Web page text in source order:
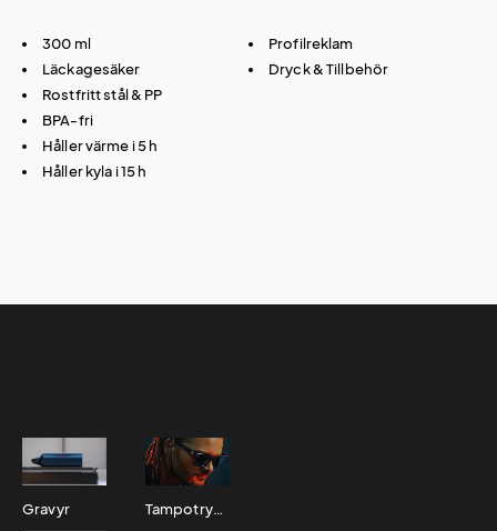
300 ml
Läckagesäker
Rostfritt stål & PP
BPA-fri
Håller värme i 5 h
Håller kyla i 15 h
Profilreklam
Dryck & Tillbehör
Gravyr Tampotryck